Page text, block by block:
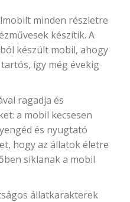
minden részletre
készítik. A
készült mobil, ahogy
így még évekig
ragadja és
a mobil kecsesen
és nyugtató
hogy az állatok életre
siklanak a mobil
állatkarakterek